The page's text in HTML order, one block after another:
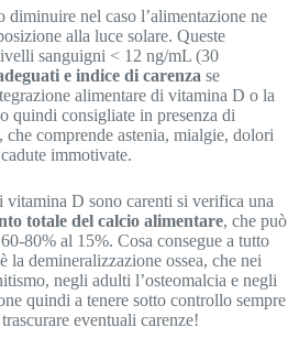
nel caso l’alimentazione ne
alla luce solare. Queste
sanguigni < 12 ng/mL (30
e indice di carenza se
alimentare di vitamina D o la
quindi consigliate in presenza di
comprende astenia, mialgie, dolori
immotivate.
D sono carenti si verifica una
totale del calcio alimentare, che può
80% al 15%. Cosa consegue a tutto
demineralizzazione ossea, che nei
negli adulti l’osteomalcia e negli
quindi a tenere sotto controllo sempre
eventuali carenze!